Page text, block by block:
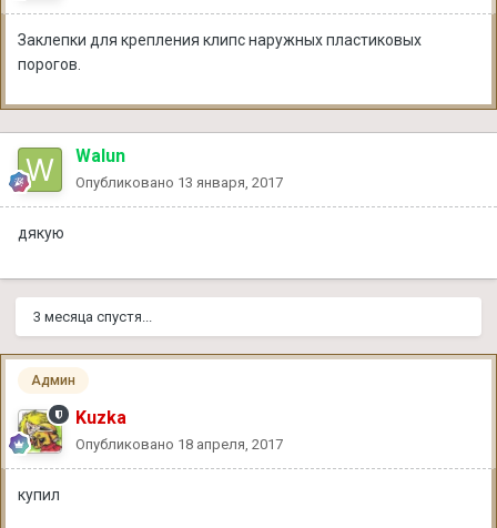
Заклепки для крепления клипс наружных пластиковых
порогов.
Walun
Опубликовано 13 января, 2017
дякую
3 месяца спустя...
Админ
Kuzka
Опубликовано 18 апреля, 2017
купил